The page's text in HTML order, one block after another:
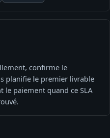
confirme le
planifie le premier livrable
le paiement quand ce SLA